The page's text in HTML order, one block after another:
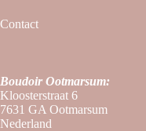
Contact
Boudoir Ootmarsum:
Kloosterstraat 6
7631 GA Ootmarsum
Nederland